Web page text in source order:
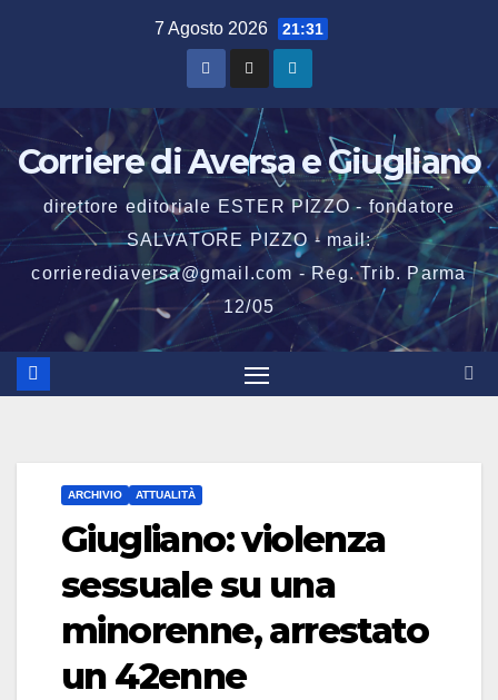
7 Agosto 2026 21:31
Corriere di Aversa e Giugliano
direttore editoriale ESTER PIZZO - fondatore
SALVATORE PIZZO - mail:
corrierediaversa@gmail.com - Reg. Trib. Parma
12/05
ARCHIVIO ATTUALITÀ
Giugliano: violenza
sessuale su una
minorenne, arrestato
un 42enne